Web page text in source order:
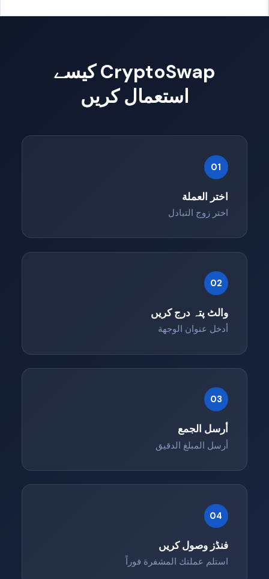
منسوخ کریں جاری رکھیں →
CryptoSwap کیسے
استعمال کریں
01
اختر العملة
اختر زوج التبادل
02
والٹ پتہ درج کریں
أدخل عنوان الوجهة
03
أرسل الجمع
أرسل المبلغ الدقيق
04
فنڈز وصول کریں
استلم عملتك المشفرة فوراً